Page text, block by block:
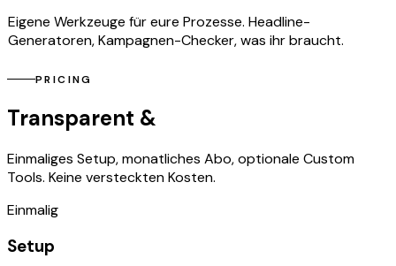
Eigene Werkzeuge für eure Prozesse. Headline-
Generatoren, Kampagnen-Checker, was ihr braucht.
PRICING
Transparent &
Einmaliges Setup, monatliches Abo, optionale Custom
Tools. Keine versteckten Kosten.
Einmalig
Setup